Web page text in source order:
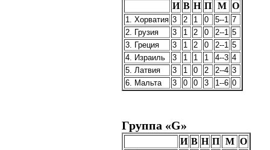
И В Н П М О
1. Хорватия 3 2 1 0 5--1 7
2. Грузия
3 1 2 0 2--1 5
3. Греция
3 1 2 0 2--1 5
4. Израиль
3 1 1 1 4--3 4
5. Латвия
3 1 0 2 2--4 3
6. Мальта
3 0 0 3 1--6 0
Группа «G»
И В Н П М О